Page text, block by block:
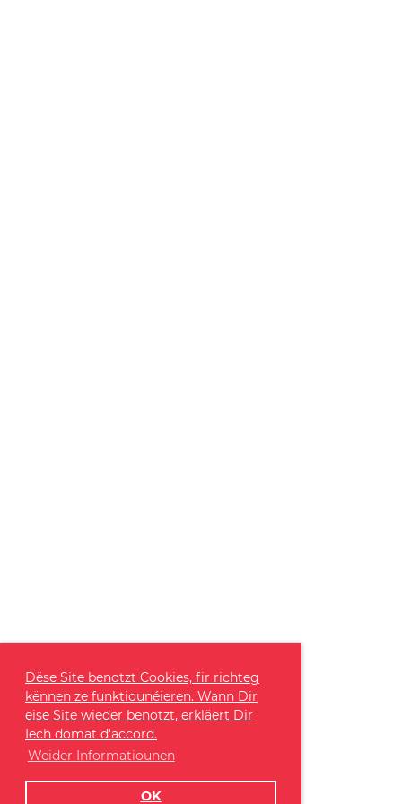
Dëse Site benotzt Cookies, fir richteg
kënnen ze funktiounéieren. Wann Dir
eise Site wieder benotzt, erkläert Dir
Iech domat d'accord.
Weider Informatiounen
OK